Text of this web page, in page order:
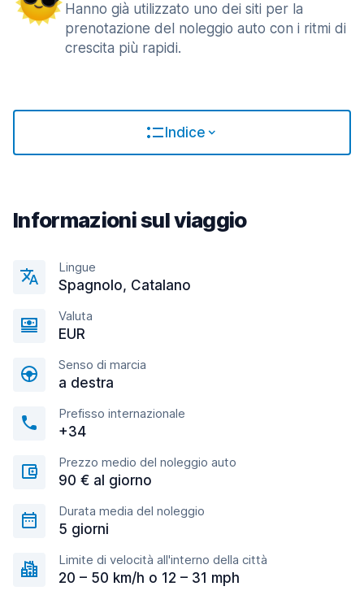
Hanno già utilizzato uno dei siti per la
prenotazione del noleggio auto con i ritmi di
crescita più rapidi.
Indice
Informazioni sul viaggio
Lingue
Spagnolo, Catalano
Valuta
EUR
Senso di marcia
a destra
Prefisso internazionale
+34
Prezzo medio del noleggio auto
90 € al giorno
Durata media del noleggio
5 giorni
Limite di velocità all'interno della città
20 – 50 km/h o 12 – 31 mph